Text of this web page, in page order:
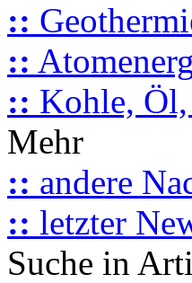
::
::
:: Kohle, Öl,
Mehr
:: andere
:: letzter
Suche in